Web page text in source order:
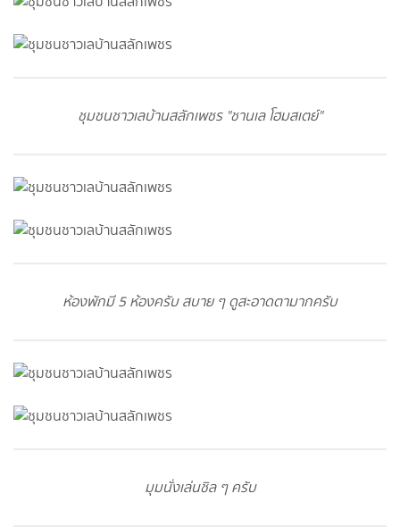
ชุมชนชาวเลบ้านสลักเพชร "ชานเล โฮมสเตย์"
ห้องพักมี 5 ห้องครับ สบาย ๆ ดูสะอาดตามากครับ
มุมนั่งเล่นชิล ๆ ครับ